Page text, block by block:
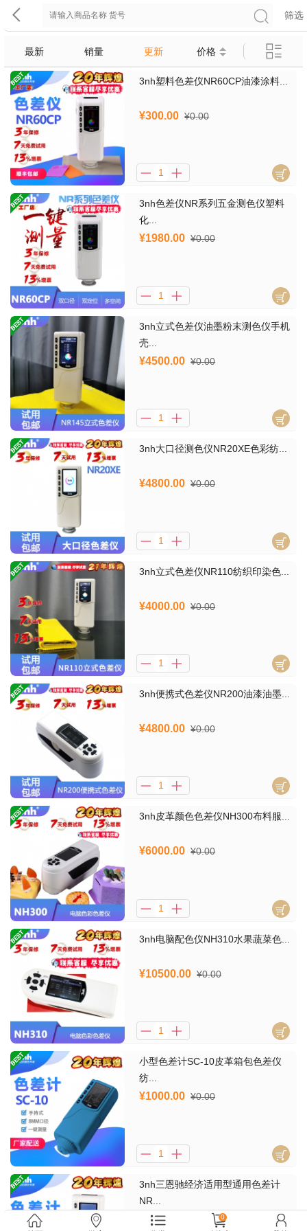
筛选
最新 销量 更新 价格
3nh塑料色差仪NR60CP油漆涂料...
¥300.00 ¥0.00
3nh色差仪NR系列五金测色仪塑料
化...
¥1980.00 ¥0.00
3nh立式色差仪油墨粉末测色仪手机
壳...
¥4500.00 ¥0.00
3nh大口径测色仪NR20XE色彩纺...
¥4800.00 ¥0.00
3nh立式色差仪NR110纺织印染色...
¥4000.00 ¥0.00
3nh便携式色差仪NR200油漆油墨...
¥4800.00 ¥0.00
3nh皮革颜色色差仪NH300布料服...
¥6000.00 ¥0.00
3nh电脑配色仪NH310水果蔬菜色...
¥10500.00 ¥0.00
小型色差计SC-10皮革箱包色差仪
纺...
¥1000.00 ¥0.00
3nh三恩驰经济适用型通用色差计
NR...
¥2000.00 ¥2400.00
0